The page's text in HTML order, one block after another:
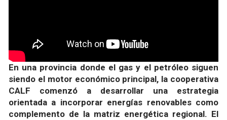
En una provincia donde el gas y el petróleo siguen
siendo el motor económico principal, la cooperativa
CALF comenzó a desarrollar una estrategia
orientada a incorporar energías renovables como
complemento de la matriz energética regional. El